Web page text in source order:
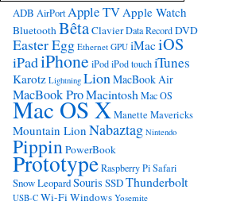
ADB AirPort Apple TVApple Watch
BluetoothBêtaClavier Data Record DVD
Easter Egg Ethernet GPU iMaciOS
iPadiPhone iPod iPod touch iTunes
Karotz Lightning LionMacBook Air
MacBook ProMacintosh Mac OS
Mac OS X Manette Mavericks
Mountain Lion Nabaztag Nintendo
PippinPowerBook
Prototype Raspberry Pi Safari
Snow LeopardSouris SSDThunderbolt
USB-C Wi-FiWindows Yosemite